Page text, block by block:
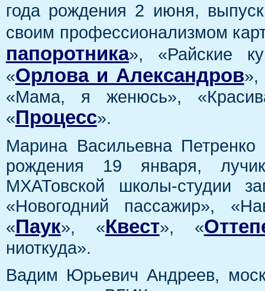
года рождения 2 июня,
своим профессионализмом
папоротника», «Райские
«Орлова и Александров»,
«Мама, я женюсь»,
«Процесс».
Марина Васильевна
рождения 19 января,
МХАТовской школы-студии
«Новогодний пассажир»,
«Паук», «Квест», «
ниоткуда».
Вадим Юрьевич Андреев,